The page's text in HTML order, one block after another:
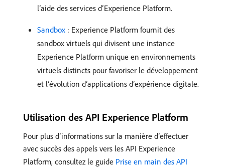
l’aide des services d’Experience Platform.
Sandbox : Experience Platform fournit des
sandbox virtuels qui divisent une instance
Experience Platform unique en environnements
virtuels distincts pour favoriser le développement
et l’évolution d’applications d’expérience digitale.
Utilisation des API Experience Platform
Pour plus d’informations sur la manière d’effectuer
avec succès des appels vers les API Experience
Platform, consultez le guide Prise en main des API